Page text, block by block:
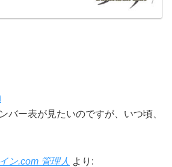
バー表が見たいのですが、いつ頃、
ン.com 管理人 より: